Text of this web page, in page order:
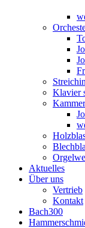
Klavier
Aktuelles
Über uns
Vertrieb
Kontakt
Bach300